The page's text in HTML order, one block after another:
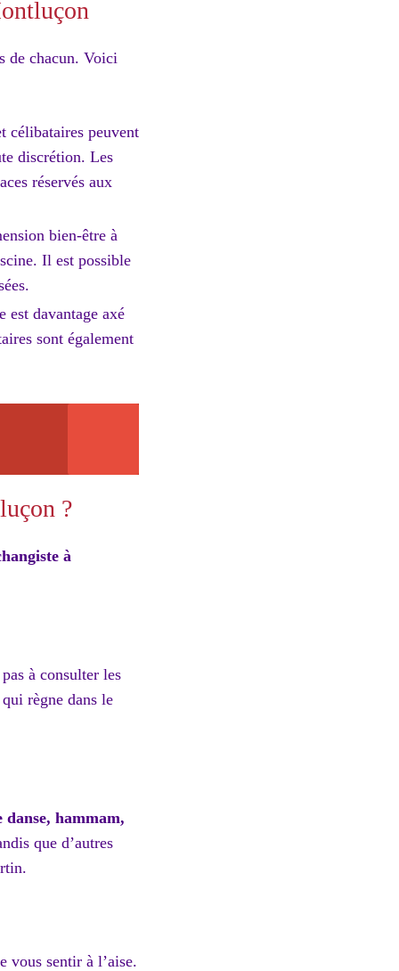
de chacun. Voici
célibataires peuvent
discrétion. Les
réservés aux
bien-être à
Il est possible
davantage axé
sont également
?
à
à consulter les
règne dans le
danse, hammam,
que d’autres
vous sentir à l’aise.